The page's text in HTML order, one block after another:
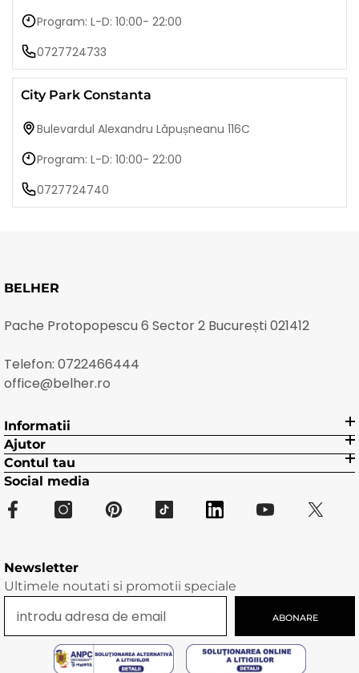
Program: L-D: 10:00- 22:00
0727724733
City Park Constanta
Bulevardul Alexandru Lăpușneanu 116C
Program: L-D: 10:00- 22:00
0727724740
BELHER
Pache Protopopescu 6 Sector 2 București 021412
Telefon: 0722466444
office@belher.ro
Informatii
Ajutor
Contul tau
Social media
Newsletter
Ultimele noutati si promotii speciale
ABONARE